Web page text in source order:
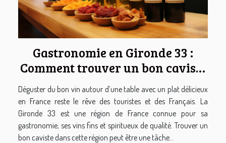
Gastronomie en Gironde 33 :
Comment trouver un bon caviste
de vins fins et spiritueux ?
Déguster du bon vin autour d’une table avec un plat délicieux
en France reste le rêve des touristes et des Français. La
Gironde 33 est une région de France connue pour sa
gastronomie, ses vins fins et spiritueux de qualité. Trouver un
bon caviste dans cette région peut être une tâche...